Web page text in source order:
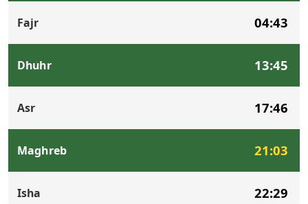
Fajr 04:43
Dhuhr 13:45
Asr 17:46
Maghreb 21:03
Isha 22:29